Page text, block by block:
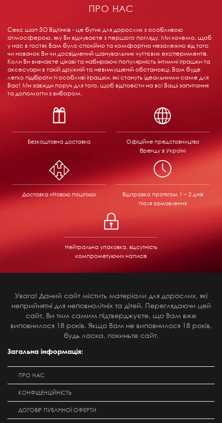
ПРО НАС
Секс шоп 5О Відтінків - це бутик для дорослих з особливою
атмосферою, яку Ви відчуваєте з першого погляду. Ми хочемо, щоб
у нас в гостях Вам було спокійно та комфортно незалежно від того
чи новачок Ви чи досвідчений шанувальник чуттєвих експериментів.
Коли Ви вивчаєте цікаві та набираючі популярність інтимні іграшки та
аксесуари в такій дружній та невимушеній обстановці, Вам буде
легко підібрати ті особливі іграшки, які стануть ідеальними саме для
Вас! Ми завжди поруч для того, щоб відповісти на всі Ваші запитання
та допомогти з вибором.
Безкоштовна доставка
Офіційне представництво
бренду в Україні
Доставка «Новою поштою» Відправка протягом 1 – 2 днів
після замовлення
Нейтральна упаковка, відсутність
компрометуючих написів
Увага! Даний сайт містить матеріали для дорослих, які
неприйнятні для неповнолітніх та дітей. Переглядаючи цей
сайт, Ви тим самим підтверджуєте, що Вам вже
виповнилося 18 років. Якщо Вам не виповнилося 18 років,
будь ласка, покиньте сайт.
Загальна інформація:
ПРО НАС
КОНФІДЕНЦІЙНІСТЬ
ДОГОВІР ПУБЛІЧНОЇ ОФЕРТИ